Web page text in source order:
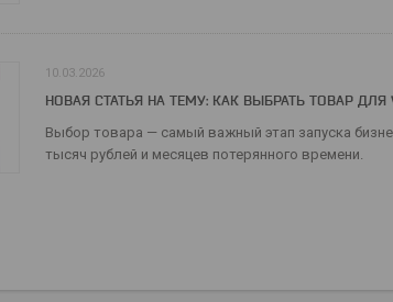
10.03.2026
НОВАЯ СТАТЬЯ НА ТЕМУ: КАК ВЫБРАТЬ ТОВАР ДЛЯ
Выбор товара — самый важный этап запуска
тысяч рублей и месяцев потерянного времени.